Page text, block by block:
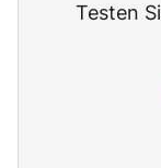
Testen